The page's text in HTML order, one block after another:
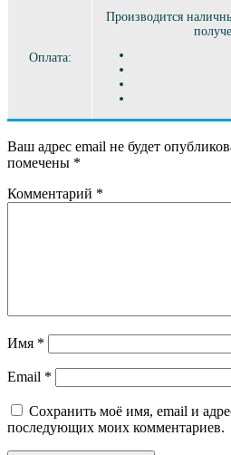
Оплата:
Производится
Ваш адрес email не будет
помечены *
Комментарий *
Имя *
Email *
Сохранить моё имя, email и
последующих моих комментариев.